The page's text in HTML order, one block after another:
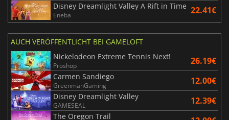
Disney Dreamlight Valley A Rift in Time
Eneba 22.41€
AUCH VERÖFFENTLICHT BEI GAMELOFT
Nickelodeon Extreme Tennis Next!
Proshop 26.19€
Carmen Sandiego
GreenmanGaming 12.00€
Disney Dreamlight Valley
GAMESEAL 12.39€
The Oregon Trail